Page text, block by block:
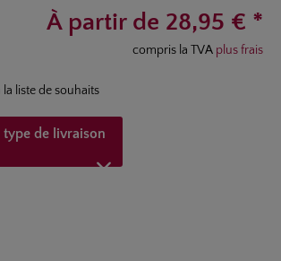
À partir de 28,95 € *
compris la TVA plus frais
liste de souhaits
type de livraison